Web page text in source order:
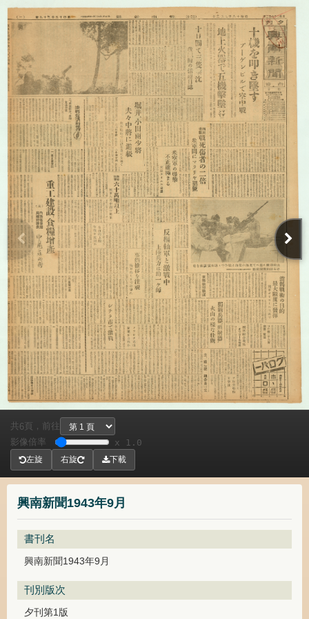
興南新聞1943年9月
書刊名
興南新聞1943年9月
刊別版次
夕刊第1版
共 6頁， 前往
影像倍率
x 1.0
左旋 右旋 下載